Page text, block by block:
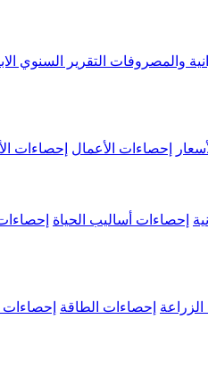
والمصروفات التقرير السنوي
إحصاءات الأعمال إحصاءات
إحصاءات أساليب الحياة
إحصاءات الطاقة إحصاءات